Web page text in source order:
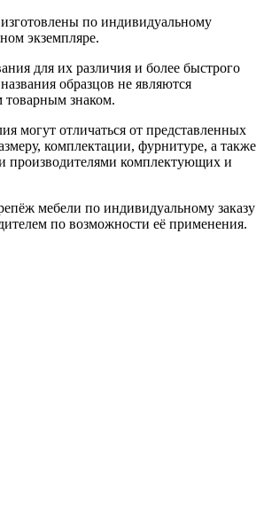
по индивидуальному
экземпляре.
для их различия и более быстрого
образцов не являются
товарным знаком.
могут отличаться от представленных
комплектации, фурнитуре, а также
производителями комплектующих и
мебели по индивидуальному заказу
по возможности её применения.